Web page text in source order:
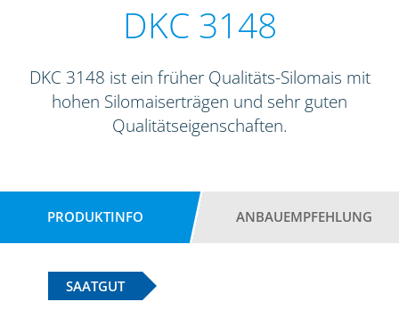
DKC 3148
DKC 3148 ist ein früher Qualitäts-Silomais mit
hohen Silomaiserträgen und sehr guten
Qualitätseigenschaften.
PRODUKTINFO ANBAUEMPFEHLUNG
SAATGUT